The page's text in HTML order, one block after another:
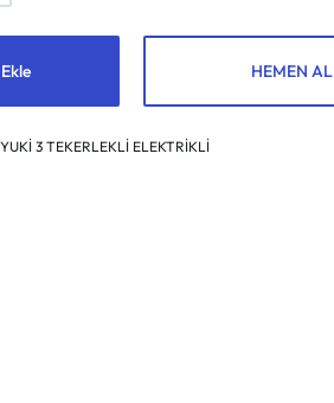
HEMEN AL
YUKİ 3 TEKERLEKLİ ELEKTRİKLİ